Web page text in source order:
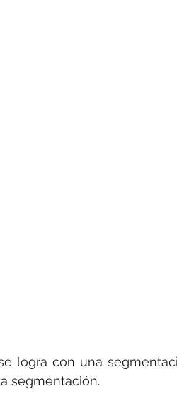
logra con una
segmentación.